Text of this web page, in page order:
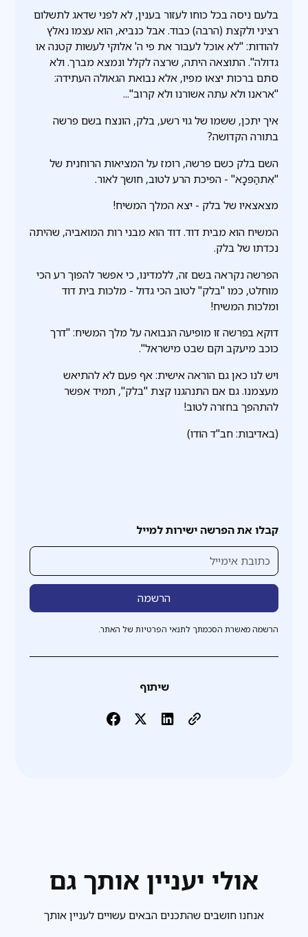
קבלו את הפרשה ישירות למייל
הרשמה מאשרת הסכמתך לתנאי הפרטיות של האתר.
שיתוף
בלעם ניסה בכל כוחו לעזור בענין, לא לפני שדאג לתשלום
רציני ולקצת (הרבה) כבוד. אבל כנביא, הוא עצמו נאלץ
להודות: "לא אוכל לעבור את פי ה' אלוקי לעשות קטנה או
גדולה". התוצאה היתה, שרצה לקלל ונמצא מברך. ולא
סתם ברכות יצאו מפיו, אלא נבואת הגאולה העתידה:
"אראנו ולא עתה אשורנו ולא קרוב"...
איך יתכן, ששמו של גוי רשע, בלק, הונצח בשם פרשה
בתורה הקדושה?
השם בלק כשם פרשה, רומז על המציאות הרוחנית של
"אִתהַפּכָא" - הפיכת הרע לטוב, חושך לאור.
מצאצאיו של בלק - יצא המלך המשיח!
המשיח הוא מבית דוד. דוד הוא מבני רות המואביה, שהיתה
נכדתו של בלק.
הפרשה נקראה בשם זה, ללמדינו, כי אפשר להפוך רע הכי
מוחלט, כמו "בלק" לטוב הכי גדול - מלכות בית דוד
ומלכות המשיח!
דוקא בפרשה זו מופיעה הנבואה על מלך המשיח: "דרך
כוכב מיעקב וקם שבט מישראל".
ויש לנו כאן גם הוראה אישית: אף פעם לא להתיאש
מעצמנו. גם אם התנהגנו קצת "בלק", תמיד אפשר
להתהפך בחזרה לטוב!
(באדיבות: חב"ד הודו)
אולי יעניין אותך גם
אנחנו חושבים שהתכנים הבאים עשויים לעניין אותך